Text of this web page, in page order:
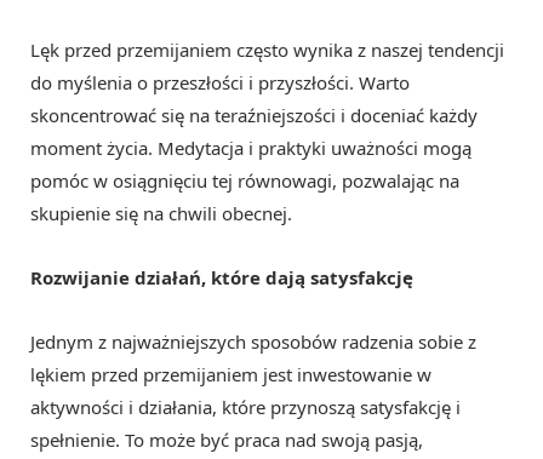
Lęk przed przemijaniem często wynika z naszej tendencji
do myślenia o przeszłości i przyszłości. Warto
skoncentrować się na teraźniejszości i doceniać każdy
moment życia. Medytacja i praktyki uważności mogą
pomóc w osiągnięciu tej równowagi, pozwalając na
skupienie się na chwili obecnej.
Rozwijanie działań, które dają satysfakcję
Jednym z najważniejszych sposobów radzenia sobie z
lękiem przed przemijaniem jest inwestowanie w
aktywności i działania, które przynoszą satysfakcję i
spełnienie. To może być praca nad swoją pasją,